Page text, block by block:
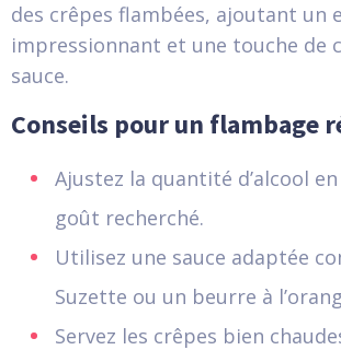
des crêpes flambées, ajoutant un
impressionnant et une touche de
sauce.
Conseils pour un flambage
Ajustez la quantité d’alcool
goût recherché.
Utilisez une sauce adaptée
Suzette ou un beurre à
Servez les crêpes bien